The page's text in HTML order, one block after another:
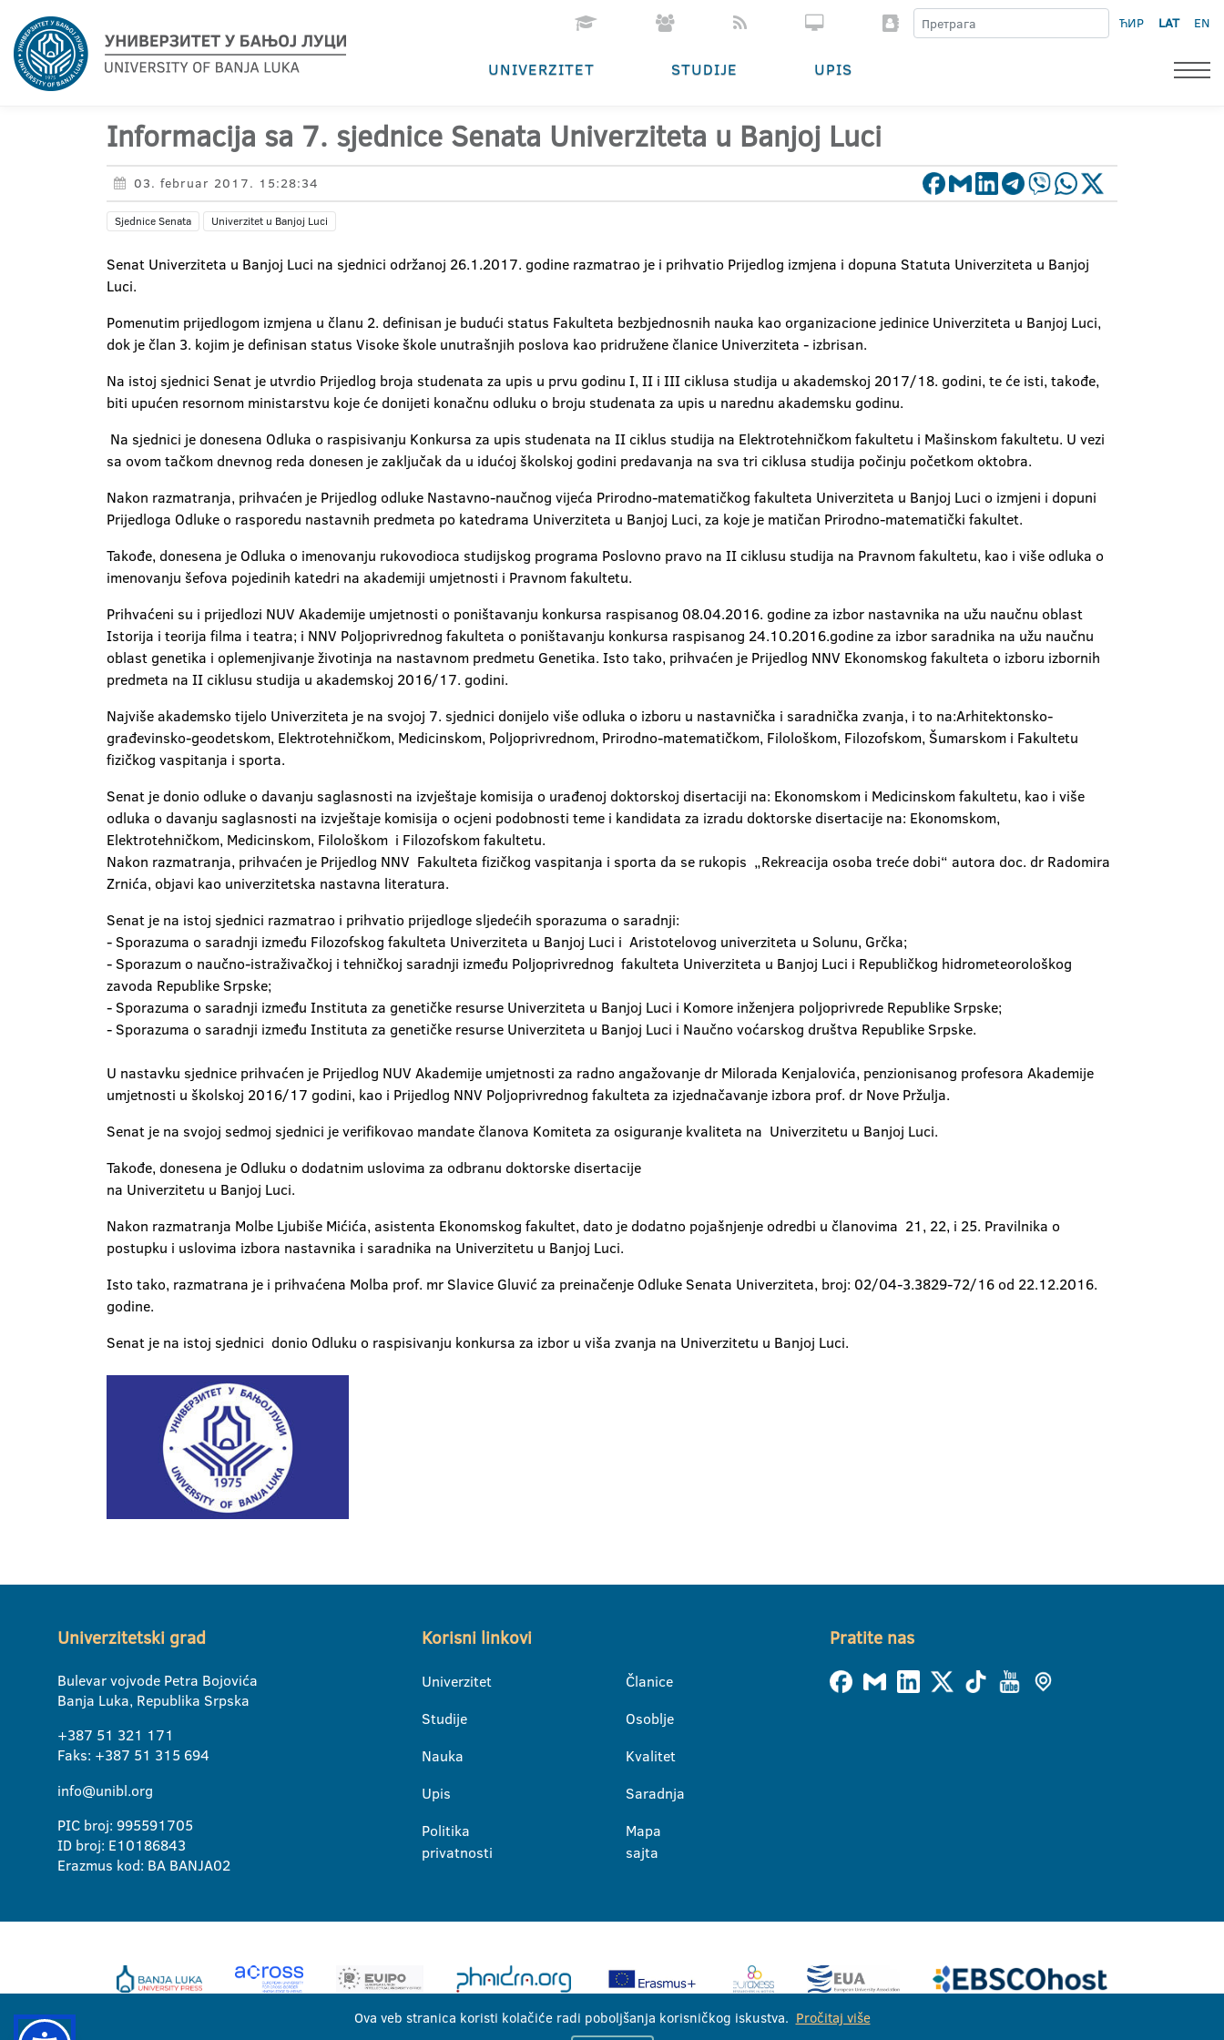
ЋИР LAT EN
UNIVERZITET STUDIJE UPIS
Informacija sa 7. sjednice Senata Univerziteta u Banjoj Luci
03. februar 2017. 15:28:34
Sjednice Senata Univerzitet u Banjoj Luci
Senat Univerziteta u Banjoj Luci na sjednici održanoj 26.1.2017. godine razmatrao je i prihvatio Prijedlog izmjena i dopuna Statuta Univerziteta u Banjoj
Luci.
Pomenutim prijedlogom izmjena u članu 2. definisan je budući status Fakulteta bezbjednosnih nauka kao organizacione jedinice Univerziteta u Banjoj Luci,
dok je član 3. kojim je definisan status Visoke škole unutrašnjih poslova kao pridružene članice Univerziteta - izbrisan.
Na istoj sjednici Senat je utvrdio Prijedlog broja studenata za upis u prvu godinu I, II i III ciklusa studija u akademskoj 2017/18. godini, te će isti, takođe,
biti upućen resornom ministarstvu koje će donijeti konačnu odluku o broju studenata za upis u narednu akademsku godinu.
Na sjednici je donesena Odluka o raspisivanju Konkursa za upis studenata na II ciklus studija na Elektrotehničkom fakultetu i Mašinskom fakultetu. U vezi
sa ovom tačkom dnevnog reda donesen je zaključak da u idućoj školskoj godini predavanja na sva tri ciklusa studija počinju početkom oktobra.
Nakon razmatranja, prihvaćen je Prijedlog odluke Nastavno-naučnog vijeća Prirodno-matematičkog fakulteta Univerziteta u Banjoj Luci o izmjeni i dopuni
Prijedloga Odluke o rasporedu nastavnih predmeta po katedrama Univerziteta u Banjoj Luci, za koje je matičan Prirodno-matematički fakultet.
Takođe, donesena je Odluka o imenovanju rukovodioca studijskog programa Poslovno pravo na II ciklusu studija na Pravnom fakultetu, kao i više odluka o
imenovanju šefova pojedinih katedri na akademiji umjetnosti i Pravnom fakultetu.
Prihvaćeni su i prijedlozi NUV Akademije umjetnosti o poništavanju konkursa raspisanog 08.04.2016. godine za izbor nastavnika na užu naučnu oblast
Istorija i teorija filma i teatra; i NNV Poljoprivrednog fakulteta o poništavanju konkursa raspisanog 24.10.2016.godine za izbor saradnika na užu naučnu
oblast genetika i oplemenjivanje životinja na nastavnom predmetu Genetika. Isto tako, prihvaćen je Prijedlog NNV Ekonomskog fakulteta o izboru izbornih
predmeta na II ciklusu studija u akademskoj 2016/17. godini.
Najviše akademsko tijelo Univerziteta je na svojoj 7. sjednici donijelo više odluka o izboru u nastavnička i saradnička zvanja, i to na:Arhitektonsko-
građevinsko-geodetskom, Elektrotehničkom, Medicinskom, Poljoprivrednom, Prirodno-matematičkom, Filološkom, Filozofskom, Šumarskom i Fakultetu
fizičkog vaspitanja i sporta.
Senat je donio odluke o davanju saglasnosti na izvještaje komisija o urađenoj doktorskoj disertaciji na: Ekonomskom i Medicinskom fakultetu, kao i više
odluka o davanju saglasnosti na izvještaje komisija o ocjeni podobnosti teme i kandidata za izradu doktorske disertacije na: Ekonomskom,
Elektrotehničkom, Medicinskom, Filološkom i Filozofskom fakultetu.
Nakon razmatranja, prihvaćen je Prijedlog NNV Fakulteta fizičkog vaspitanja i sporta da se rukopis „Rekreacija osoba treće dobi“ autora doc. dr Radomira
Zrnića, objavi kao univerzitetska nastavna literatura.
Senat je na istoj sjednici razmatrao i prihvatio prijedloge sljedećih sporazuma o saradnji:
- Sporazuma o saradnji između Filozofskog fakulteta Univerziteta u Banjoj Luci i Aristotelovog univerziteta u Solunu, Grčka;
- Sporazum o naučno-istraživačkoj i tehničkoj saradnji između Poljoprivrednog fakulteta Univerziteta u Banjoj Luci i Republičkog hidrometeorološkog
zavoda Republike Srpske;
- Sporazuma o saradnji između Instituta za genetičke resurse Univerziteta u Banjoj Luci i Komore inženjera poljoprivrede Republike Srpske;
- Sporazuma o saradnji između Instituta za genetičke resurse Univerziteta u Banjoj Luci i Naučno voćarskog društva Republike Srpske.
U nastavku sjednice prihvaćen je Prijedlog NUV Akademije umjetnosti za radno angažovanje dr Milorada Kenjalovića, penzionisanog profesora Akademije
umjetnosti u školskoj 2016/17 godini, kao i Prijedlog NNV Poljoprivrednog fakulteta za izjednačavanje izbora prof. dr Nove Pržulja.
Senat je na svojoj sedmoj sjednici je verifikovao mandate članova Komiteta za osiguranje kvaliteta na Univerzitetu u Banjoj Luci.
Takođe, donesena je Odluku o dodatnim uslovima za odbranu doktorske disertacije
na Univerzitetu u Banjoj Luci.
Nakon razmatranja Molbe Ljubiše Mićića, asistenta Ekonomskog fakultet, dato je dodatno pojašnjenje odredbi u članovima 21, 22, i 25. Pravilnika o
postupku i uslovima izbora nastavnika i saradnika na Univerzitetu u Banjoj Luci.
Isto tako, razmatrana je i prihvaćena Molba prof. mr Slavice Gluvić za preinačenje Odluke Senata Univerziteta, broj: 02/04-3.3829-72/16 od 22.12.2016.
godine.
Senat je na istoj sjednici donio Odluku o raspisivanju konkursa za izbor u viša zvanja na Univerzitetu u Banjoj Luci.
Univerzitetski grad
Bulevar vojvode Petra Bojovića
Banja Luka, Republika Srpska
+387 51 321 171
Faks: +387 51 315 694
info@unibl.org
PIC broj: 995591705
ID broj: E10186843
Erazmus kod: BA BANJA02
Korisni linkovi
Univerzitet
Studije
Nauka
Upis
Politika
privatnosti
Članice
Osoblje
Kvalitet
Saradnja
Mapa
sajta
Pratite nas
Ova veb stranica koristi kolačiće radi poboljšanja korisničkog iskustva. Pročitaj više